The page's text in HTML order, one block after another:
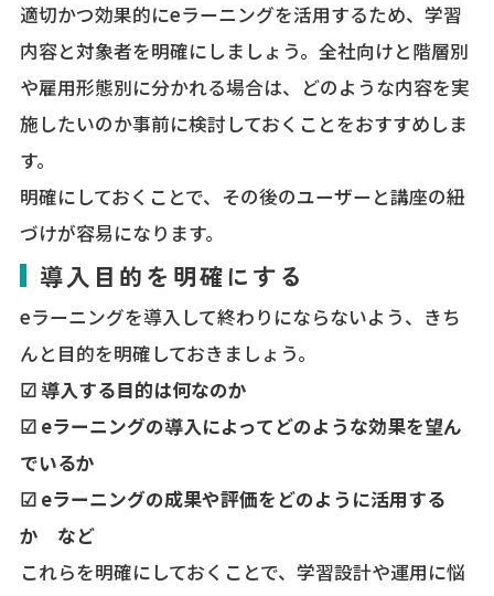
適切かつ効果的にeラーニングを活用するため、学習
内容と対象者を明確にしましょう。全社向けと階層別
や雇用形態別に分かれる場合は、どのような内容を実
施したいのか事前に検討しておくことをおすすめしま
す。
明確にしておくことで、その後のユーザーと講座の紐
づけが容易になります。
導入目的を明確にする
eラーニングを導入して終わりにならないよう、きち
んと目的を明確しておきましょう。
☑ 導入する目的は何なのか
☑ eラーニングの導入によってどのような効果を望ん
でいるか
☑ eラーニングの成果や評価をどのように活用する
か など
これらを明確にしておくことで、学習設計や運用に悩